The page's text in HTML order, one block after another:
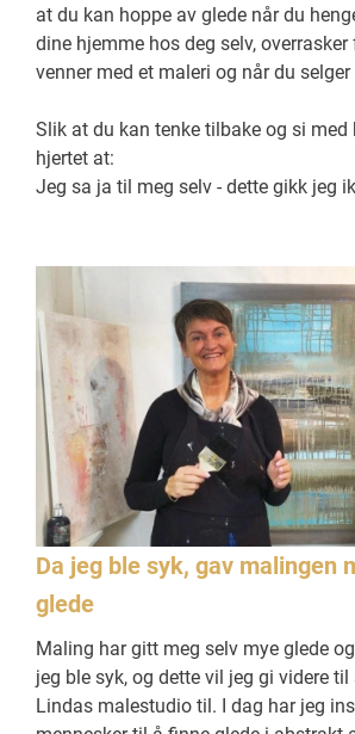
at du kan hoppe av glede når du
dine hjemme hos deg selv,
venner med et maleri og når du selger
Slik at du kan tenke tilbake og si med
hjertet at:
Jeg sa ja til meg selv - dette gikk jeg
Da jeg ble syk, gav malingen
glede
Maling har gitt meg selv mye glede
jeg ble syk, og dette vil jeg gi videre
Lindas malestudio til. I dag har jeg